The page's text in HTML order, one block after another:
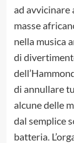
ad avvicinare
masse
nella musica
di
di annullare
alcune delle
dal semplice
batteria.